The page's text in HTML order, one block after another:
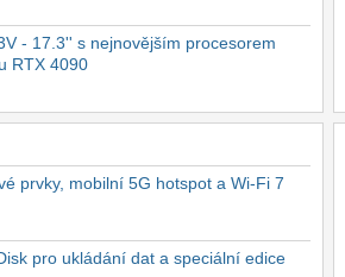
- 17.3'' s nejnovějším procesorem
RTX 4090
prvky, mobilní 5G hotspot a Wi-Fi 7
pro ukládání dat a speciální edice